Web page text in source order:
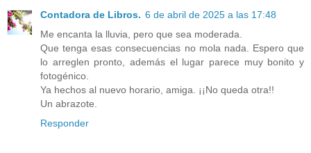
Contadora de Libros. 6 de abril de 2025 a las 17:48
Me encanta la lluvia, pero que sea moderada.
Que tenga esas consecuencias no mola nada. Espero que
lo arreglen pronto, además el lugar parece muy bonito y
fotogénico.
Ya hechos al nuevo horario, amiga. ¡¡No queda otra!!
Un abrazote.
Responder